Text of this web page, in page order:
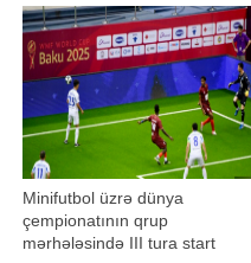
Minifutbol üzrə dünya
çempionatının qrup
mərhələsində III tura start